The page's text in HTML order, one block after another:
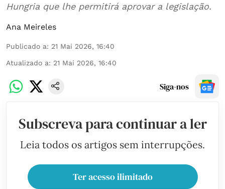
Hungria que lhe permitirá aprovar a legislação.
Ana Meireles
Publicado a: 21 Mai 2026, 16:40
Atualizado a: 21 Mai 2026, 16:40
Siga-nos
Subscreva para continuar a ler
Leia todos os artigos sem interrupções.
Ter acesso ilimitado